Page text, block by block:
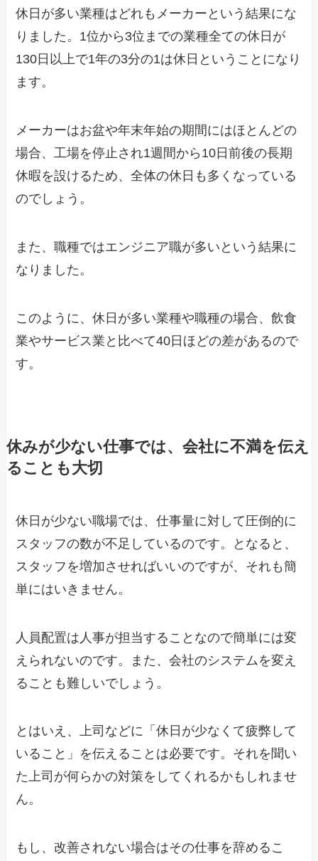
休日が多い業種はどれもメーカーという結果にな
りました。1位から3位までの業種全ての休日が
130日以上で1年の3分の1は休日ということになり
ます。
メーカーはお盆や年末年始の期間にはほとんどの
場合、工場を停止され1週間から10日前後の長期
休暇を設けるため、全体の休日も多くなっている
のでしょう。
また、職種ではエンジニア職が多いという結果に
なりました。
このように、休日が多い業種や職種の場合、飲食
業やサービス業と比べて40日ほどの差があるので
す。
休みが少ない仕事では、会社に不満を伝え
ることも大切
休日が少ない職場では、仕事量に対して圧倒的に
スタッフの数が不足しているのです。となると、
スタッフを増加させればいいのですが、それも簡
単にはいきません。
人員配置は人事が担当することなので簡単には変
えられないのです。また、会社のシステムを変え
ることも難しいでしょう。
とはいえ、上司などに「休日が少なくて疲弊して
いること」を伝えることは必要です。それを聞い
た上司が何らかの対策をしてくれるかもしれませ
ん。
もし、改善されない場合はその仕事を辞めるこ